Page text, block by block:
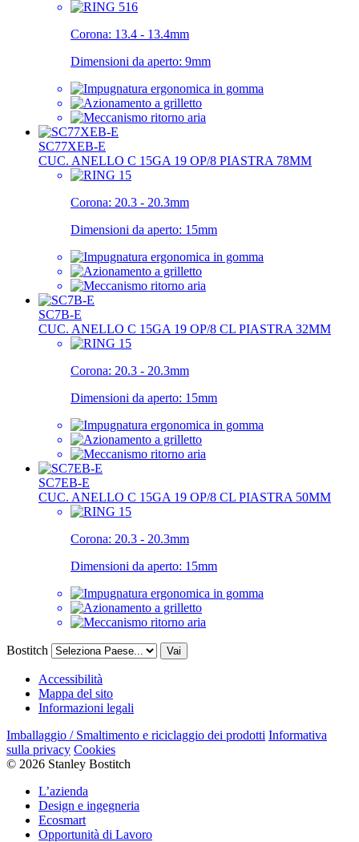
Corona: 13.4 - 13.4mm
Dimensioni da aperto: 9mm
SC77XEB-E
CUC. ANELLO C 15GA 19 OP/8 PIASTRA 78MM
Corona: 20.3 - 20.3mm
Dimensioni da aperto: 15mm
SC7B-E
CUC. ANELLO C 15GA 19 OP/8 CL PIASTRA 32MM
Corona: 20.3 - 20.3mm
Dimensioni da aperto: 15mm
SC7EB-E
CUC. ANELLO C 15GA 19 OP/8 CL PIASTRA 50MM
Corona: 20.3 - 20.3mm
Dimensioni da aperto: 15mm
Bostitch Vai
Accessibilità
Mappa del sito
Informazioni legali
Imballaggio / Smaltimento e riciclaggio dei prodotti Informativa
sulla privacy Cookies
© 2026 Stanley Bostitch
L’azienda
Design e ingegneria
Ecosmart
Opportunità di Lavoro